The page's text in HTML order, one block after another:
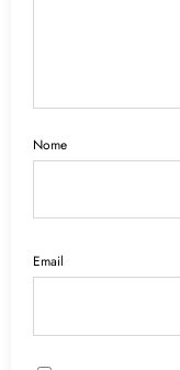
Nome
Email